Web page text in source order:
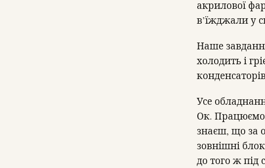
акрилової
в’їжджали у
Наше
холодить і
Усе
Ок. Працюємо.
знаєш, що за
зовнішні
до того ж під